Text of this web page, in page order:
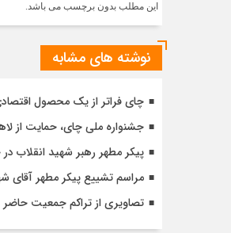
این مطلب بدون برچسب می باشد.
نوشته های مشابه
چای فراتر از یک محصول
جشنواره ملی چای، حمایت از
پیکر مطهر رهبر شهید انقلاب
مراسم تشییع پیکر مطهر آقای
تصاویری از تراکم جمعیت